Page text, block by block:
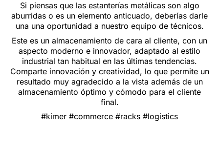
Si piensas que las estanterías metálicas son algo
aburridas o es un elemento anticuado, deberías darle
una una oportunidad a nuestro equipo de técnicos.
Este es un almacenamiento de cara al cliente, con un
aspecto moderno e innovador, adaptado al estilo
industrial tan habitual en las últimas tendencias.
Comparte innovación y creatividad, lo que permite un
resultado muy agradecido a la vista además de un
almacenamiento óptimo y cómodo para el cliente
final.
#kimer #commerce #racks #logistics